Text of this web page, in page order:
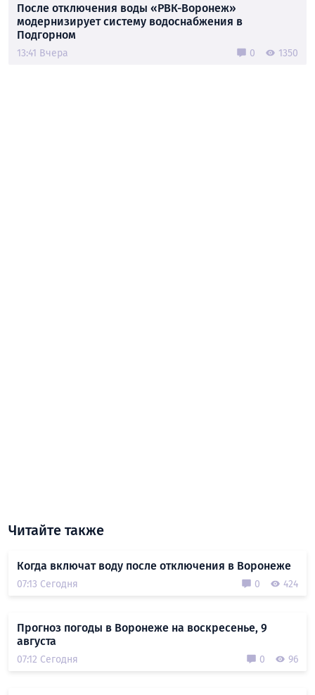
После отключения воды «РВК-Воронеж»
модернизирует систему водоснабжения в
Подгорном
13:41 Вчера 0 1350
Читайте также
Когда включат воду после отключения в Воронеже
07:13 Сегодня 0 424
Прогноз погоды в Воронеже на воскресенье, 9
августа
07:12 Сегодня 0 96